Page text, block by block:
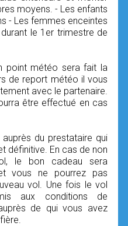
moyens. - Les enfants
- Les femmes enceintes
le 1er trimestre de
point météo sera fait la
de report météo il vous
avec le partenaire.
être effectué en cas
du prestataire qui
définitive. En cas de non
le bon cadeau sera
vous ne pourrez pas
vol. Une fois le vol
aux conditions de
de qui vous avez